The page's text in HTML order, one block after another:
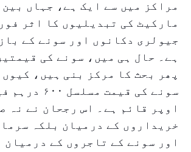
مراکز میں سے ایک ہے، جہاں بین
مارکیٹ کی تبدیلیوں کا اثر
جیولری دکانوں اور سونے کے
ہے۔ حال ہی میں، سونے کی
سونے کی قیمت
اوپر قائم ہے۔ اس رجحان نے نہ
خریداروں کے درمیان بلکہ
اور سونے کے تاجروں کے درمیان